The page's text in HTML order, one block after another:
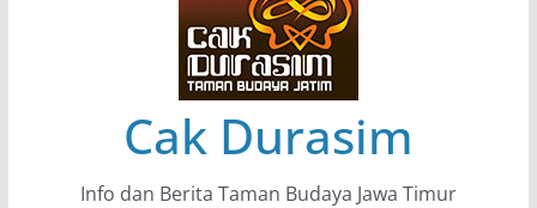
Pameran Tunggal 35 Karya Agus Koecink
“Tumbang Tambang”, Ungkapan Kritis Tentang
Derita Pekerja Pertambangan
Cak Durasim
Info dan Berita Taman Budaya Jawa Timur